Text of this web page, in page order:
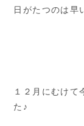
日がたつのは早
１２月にむけて
た♪